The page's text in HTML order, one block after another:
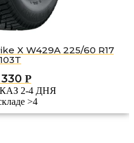
X W429A 225/60 R17
103T
330 Р
2-4 ДНЯ
>4